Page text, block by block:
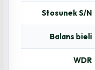
Stosunek S/N
Balans bieli
WDR